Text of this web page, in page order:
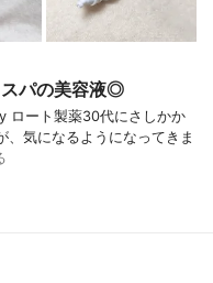
スパの美容液◎
ロート製薬30代にさしかか
、気になるようになってきま